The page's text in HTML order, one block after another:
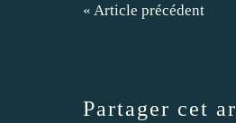
« Article précédent
Partager cet